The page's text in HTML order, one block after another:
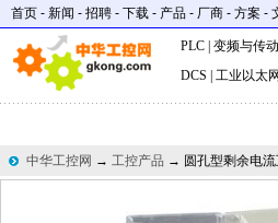
首页 - 新闻 - 招聘 - 下载 - 产品 - 厂商 - 方案 -
PLC 变频与传动
DCS
工业以太网
中华工控网 → 工控产品 → 圆孔型剩余电